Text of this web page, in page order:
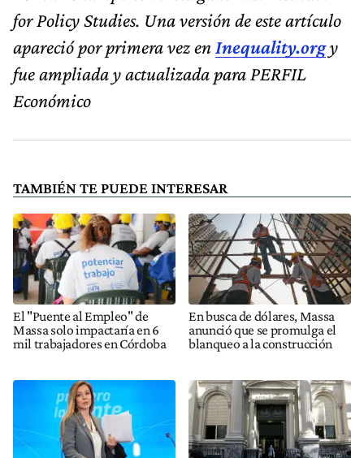
for Policy Studies. Una versión de este artículo
apareció por primera vez enInequality.orgy
fue ampliada y actualizada para PERFIL
Económico
TAMBIÉN TE PUEDE INTERESAR
El "Puente al Empleo" de
Massa solo impactaría en 6
mil trabajadores en Córdoba
En busca de dólares, Massa
anunció que se promulga el
blanqueo a la construcción